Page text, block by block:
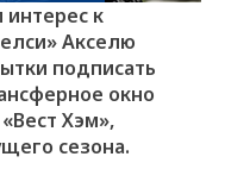
к
Акселю
подписать
окно
Хэм»,
сезона.